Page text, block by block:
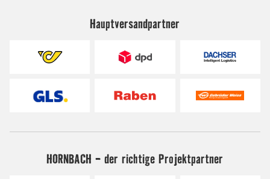
Hauptversandpartner
HORNBACH - der richtige Projektpartner